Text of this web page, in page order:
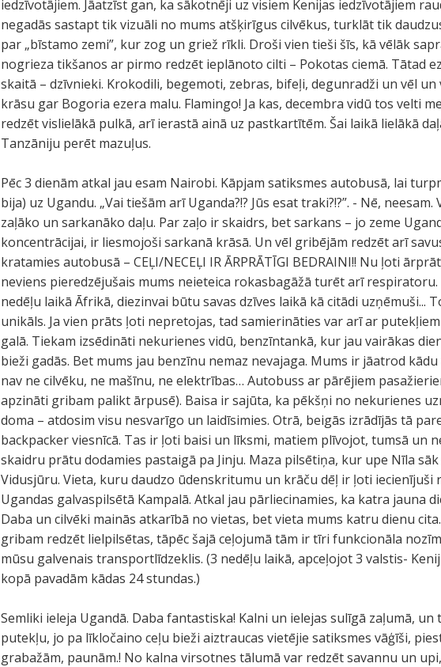
iedzīvotājiem. Jāatzīst gan, ka sākotnēji uz visiem Kenijas iedzīvotājiem
negadās sastapt tik vizuāli no mums atšķirīgus cilvēkus, turklāt tik
par „bīstamo zemi”, kur zog un griež rīkli. Droši vien tieši šīs, kā vēlāk
nogrieza tikšanos ar pirmo redzēt ieplānoto cilti – Pokotas ciemā. Tātad
skaitā – dzīvnieki. Krokodili, begemoti, zebras, bifeļi, degunradži un vēl
krāsu gar Bogoria ezera malu. Flamingo! Ja kas, decembra vidū tos velti
redzēt vislielākā pulkā, arī ierastā ainā uz pastkartītēm. Šai laikā lielākā
Tanzāniju perēt mazuļus.
Pēc 3 dienām atkal jau esam Nairobi. Kāpjam satiksmes autobusā, lai
bija) uz Ugandu. „Vai tiešām arī Uganda?!? Jūs esat traki?!?”. - Nē,
zaļāko un sarkanāko daļu. Par zaļo ir skaidrs, bet sarkans – jo zeme
koncentrācijai, ir liesmojoši sarkanā krāsā. Un vēl gribējām redzēt arī
kratamies autobusā – CEĻI/NECEĻI IR ĀRPRĀTĪGI BEDRAINI!! Nu ļoti
neviens pieredzējušais mums neieteica rokasbagāžā turēt arī
nedēļu laikā Āfrikā, diezinvai būtu savas dzīves laikā kā citādi uzņēmuši...
unikāls. Ja vien prāts ļoti nepretojas, tad samierināties var arī ar
galā. Tiekam izsēdināti nekurienes vidū, benzīntankā, kur jau vairākas
bieži gadās. Bet mums jau benzīnu nemaz nevajaga. Mums ir jāatrod
nav ne cilvēku, ne mašīnu, ne elektrības… Autobuss ar pārējiem
apzināti gribam palikt ārpusē). Baisa ir sajūta, ka pēkšņi no nekurienes
doma – atdosim visu nesvarīgo un laidīsimies. Otrā, beigās izrādījās tā
backpacker viesnīcā. Tas ir ļoti baisi un līksmi, matiem plīvojot, tumsā
skaidru prātu dodamies pastaigā pa Jinju. Maza pilsētiņa, kur upe Nīla
Vidusjūru. Vieta, kuru daudzo ūdenskritumu un krāču dēļ ir ļoti
Ugandas galvaspilsētā Kampalā. Atkal jau pārliecinamies, ka katra jauna
Daba un cilvēki mainās atkarībā no vietas, bet vieta mums katru dienu
gribam redzēt lielpilsētas, tāpēc šajā ceļojumā tām ir tīri funkcionāla
mūsu galvenais transportlīdzeklis. (3 nedēļu laikā, apceļojot 3 valstis-
kopā pavadām kādas 24 stundas.)
Semliki ieleja Ugandā. Daba fantastiska! Kalni un ielejas sulīgā zaļumā,
putekļu, jo pa līkločaino ceļu bieži aiztraucas vietējie satiksmes vāģīši,
grabažām, paunām.! No kalna virsotnes tālumā var redzēt savannu un